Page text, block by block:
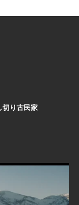
切り古民家